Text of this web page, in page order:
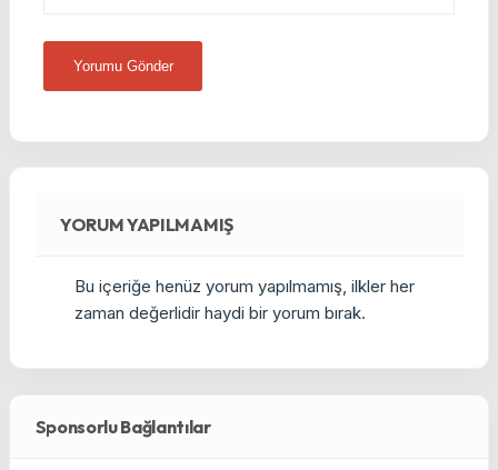
YORUM YAPILMAMIŞ
Bu içeriğe henüz yorum yapılmamış, ilkler her
zaman değerlidir haydi bir yorum bırak.
Sponsorlu Bağlantılar